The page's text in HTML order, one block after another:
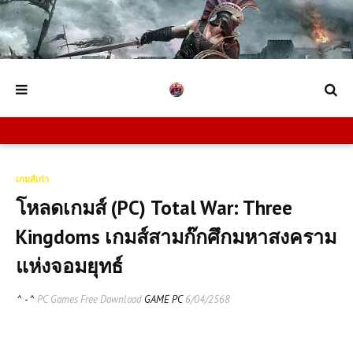
เกมส์เก่า
โหลดเกมส์ (PC) Total War: Three
Kingdoms เกมส์สามก๊กศึกมหาสงคราม
แห่งจอมยุทธ์
^ - ^ PC Games Free Download GAME PC6/04/2568